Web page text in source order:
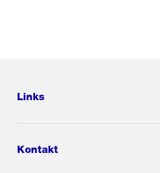
Links
Kontakt